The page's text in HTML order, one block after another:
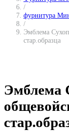
/
фурнитура
/
Эмблема
стар.образца
Эмблема